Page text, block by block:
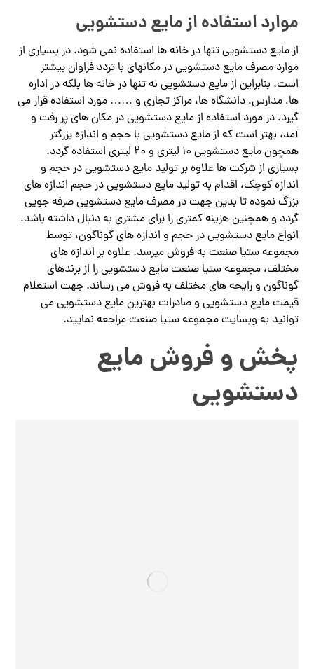
موارد استفاده از مایع دستشویی
از مایع دستشویی تنها در خانه ها استفاده نمی شود. در بسیاری از
موارد مصرف مایع دستشویی در مکانهای با تردد فراوان بیشتر
است. بنابراین از مایع دستشویی نه تنها در خانه ها بلکه در اداره
ها، مدارس، دانشگاه‌ ها، مراکز تجاری و …… مورد استفاده قرار می
گیرد. در مورد استفاده از مایع دستشویی در مکان های پر رفت و
آمد، بهتر است که از مایع دستشویی با حجم و اندازه بزرگتر
همچون مایع دستشویی ۱۰ لیتری و ۲۰ لیتری استفاده گردد.
بسیاری از شرکت ها علاوه بر تولید مایع دستشویی در حجم و
اندازه کوچک، اقدام به تولید مایع دستشویی در حجم اندازه های
بزرگ نموده تا بدین جهت در مصرف مایع دستشویی صرفه جویی
گردد و همچنین هزینه کمتری را برای مشتری به دنبال داشته باشد‌.
انواع مایع دستشویی در حجم و اندازه های گوناگون، توسط
مجموعه ستیا صنعت به فروش میرسد. علاوه بر اندازه های
مختلف، مجموعه ستیا صنعت مایع دستشویی را از برندهای
گوناگون و رایحه های مختلف به فروش می رساند. جهت استعلام
قیمت مایع دستشویی و صادرات بهترین مایع دستشویی می
توانید به وبسایت مجموعه ستیا صنعت مراجعه نمایید.
پخش و فروش مایع
دستشویی